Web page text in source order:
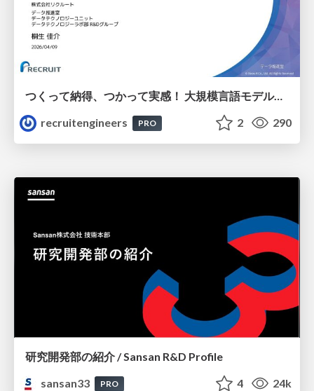
つくって納得、つかって実感！ 大規模言語モデルことはじめ ver2.0
recruitengineers
PRO 2 290
研究開発部の紹介 / Sansan R&D Profile
sansan33
PRO 4 24k